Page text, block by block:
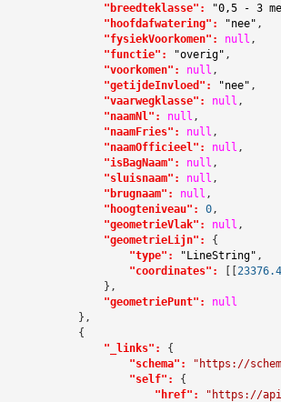
"breedteklasse":
"0,5 - 3
"hoofdafwatering":
"nee" ,
"fysiekVoorkomen":
null ,
"functie":
"overig" ,
"voorkomen":
null ,
"getijdeInvloed":
"nee" ,
"vaarwegklasse":
null ,
"naamNl":
null ,
"naamFries":
null ,
"naamOfficieel":
null ,
"isBagNaam":
null ,
"sluisnaam":
null ,
"brugnaam":
null ,
"hoogteniveau":
0,
"geometrieVlak":
null ,
"geometrieLijn":
{
"type":
"LineString" ,
"coordinates":
[[
                },
"geometriePunt":
null
            },
            {
"_links":
{
"schema":
"https://
"self":
{
"href":
"https://